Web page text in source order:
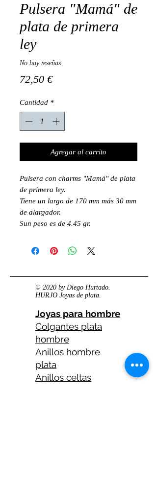
Pulsera "Mamá" de
plata de primera
ley
No hay reseñas
72,50 €Precio
Cantidad *
Agregar al carrito
Pulsera con charms "Mamá" de plata
de primera ley.
Tiene un largo de 170 mm más 30 mm
de alargador.
Sun peso es de 4.45 gr.
© 2020 by Diego Hurtado.
HURJO Joyas de plata.
Joyas para hombre
Colgantes plata
hombre
Anillos hombre
plata
Anillos celtas